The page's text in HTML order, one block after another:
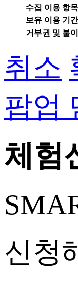
수집 이용 항목
보유 이용 기간
거부권 및 불
취소
팝업
체험
신청